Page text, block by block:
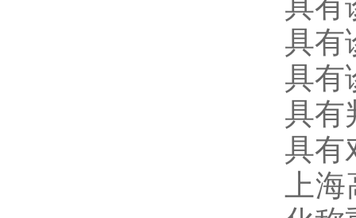
具有
具有
具有
具有
上